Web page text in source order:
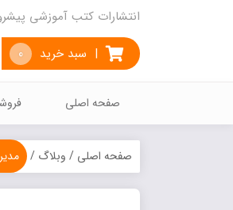
انتشارات کتب آموزشی
| سبد خرید 0
صفحه اصلی
صفحه اصلی / وبلاگ /